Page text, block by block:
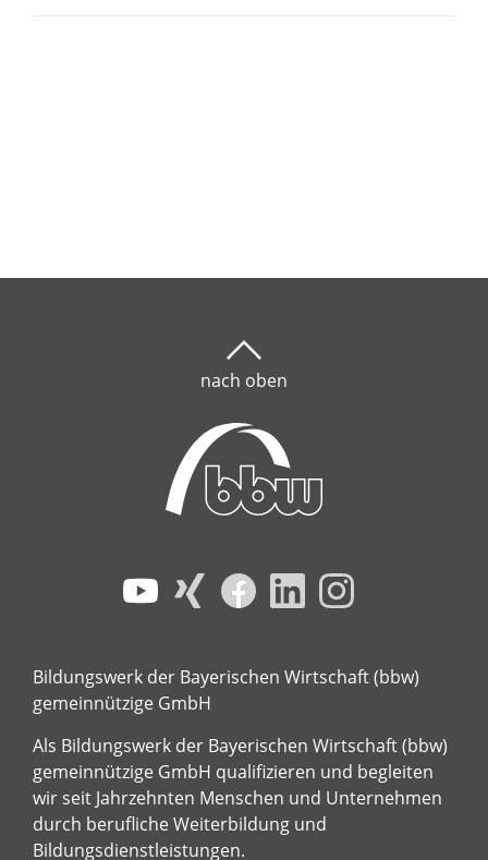
nach oben
Bildungswerk der Bayerischen Wirtschaft (bbw)
gemeinnützige GmbH
Als Bildungswerk der Bayerischen Wirtschaft (bbw)
gemeinnützige GmbH qualifizieren und begleiten
wir seit Jahrzehnten Menschen und Unternehmen
durch berufliche Weiterbildung und
Bildungsdienstleistungen.